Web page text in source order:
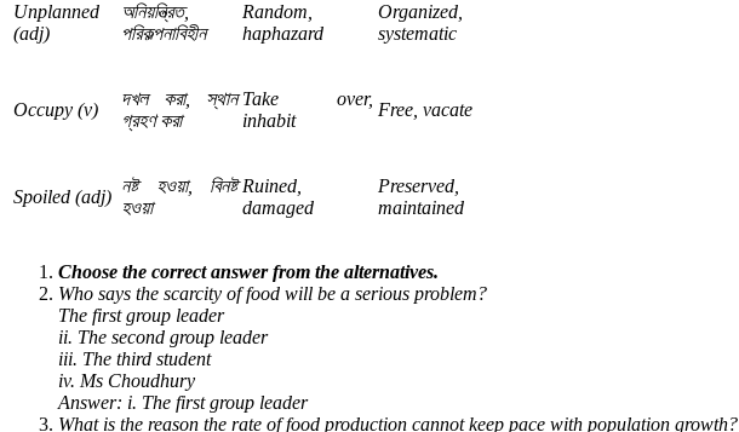
Unplanned
(adj)
অনিয়ন্ত্রিত,
পরিকল্পনাবিহীন
Random,
haphazard
Organized,
systematic
Occupy (v)
দখল করা, স্থান
গ্রহণ করা
Take over,
inhabit
Free, vacate
Spoiled (adj)
নষ্ট হওয়া, বিনষ্ট
হওয়া
Ruined,
damaged
Preserved,
maintained
Choose the correct answer from the alternatives.
Who says the scarcity of food will be a serious problem?
The first group leader
ii. The second group leader
iii. The third student
iv. Ms Choudhury
Answer: i. The first group leader
What is the reason the rate of food production cannot keep pace with population growth?